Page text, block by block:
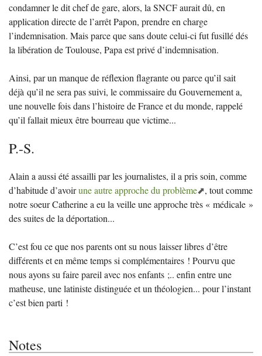
condamner le dit chef de gare, alors, la SNCFaurait dû, en
application directe de l’arrêt Papon, prendre en charge
l’indemnisation. Mais parce que sans doute celui-ci fut fusillé dés
la libération de Toulouse, Papa est privé d’indemnisation.
Ainsi, par un manque de réflexion flagrante ou parce qu’il sait
déjà qu’il ne sera pas suivi, le commissaire du Gouvernement a,
une nouvelle fois dans l’histoire de France et du monde, rappelé
qu’il fallait mieux être bourreau que victime...
P.-S.
Alain a aussi été assailli par les journalistes, il a pris soin, comme
d’habitude d’avoirune autre approche du problème
, tout comme
notre soeur Catherine a eu la veille une approche très « médicale »
des suites de la déportation...
C’est fou ce que nos parents ont su nous laisser libres d’être
différents et en même temps si complémentaires ! Pourvu que
nous ayons su faire pareil avec nos enfants ;.. enfin entre une
matheuse, une latiniste distinguée et un théologien... pour l’instant
c’est bien parti !
Notes